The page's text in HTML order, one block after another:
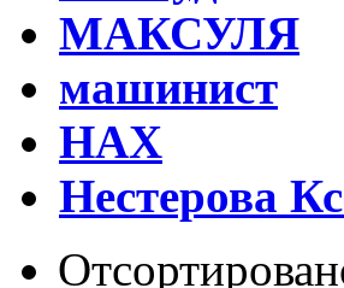
МАКСУЛЯ
машинист
НАХ
Нестерова